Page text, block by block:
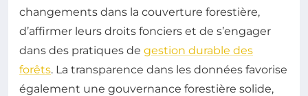
changements dans la couverture forestière,
d’affirmer leurs droits fonciers et de s’engager
dans des pratiques de gestion durable des
forêts. La transparence dans les données favorise
également une gouvernance forestière solide,